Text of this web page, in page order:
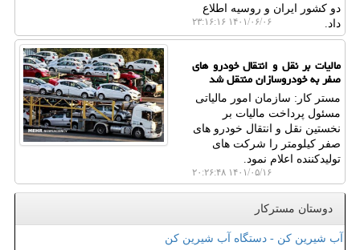
دو کشور ایران و روسیه اطلاع
داد.
۱۴۰۱/۰۶/۰۶ ۲۳:۱۶:۱۶
مالیات بر نقل و انتقال خودرو های
صفر به خودروسازان منتقل شد
مستر کار: سازمان امور مالیاتی
مسئول پرداخت مالیات بر
نخستین نقل و انتقال خودرو های
صفر کیلومتر را شرکت های
تولیدکننده اعلام نمود.
۱۴۰۱/۰۵/۱۶ ۲۰:۲۶:۴۸
دوستان مسترکار
آب شیرین کن - دستگاه آب شیرین کن